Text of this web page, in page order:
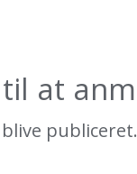
at
publiceret.